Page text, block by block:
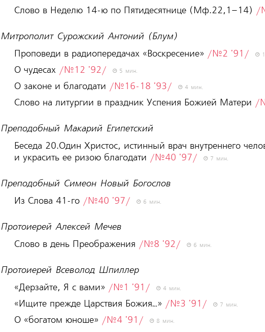
Слово в Неделю 14-ю по Пятидесятнице (Мф.22,1–14) /
Митрополит Сурожский Антоний (Блум)
Проповеди в радиопередачах «Воскресение» /№2 '91/
О чудесах /№12 '92/ 5 мин.
О законе и благодати /№16-18 '93/ 4 мин.
Слово на литургии в праздник Успения Божией Матери /
Преподобный Макарий Египетский
Беседа 20.Один Христос, истинный врач внутреннего
и украсить ее ризою благодати /№40 '97/ 7 мин.
Преподобный Симеон Новый Богослов
Из Слова 41-го /№40 '97/ 6 мин.
Протоиерей Алексей Мечев
Слово в день Преображения /№8 '92/ 6 мин.
Протоиерей Всеволод Шпиллер
«Дерзайте, Я с вами» /№1 '91/ 4 мин.
«Ищите прежде Царствия Божия…» /№3 '91/ 7 мин.
О «богатом юноше» /№4 '91/ 8 мин.